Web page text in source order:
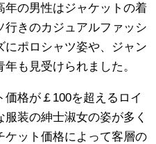
年の男性はジャケットの着
行きのカジュアルファッシ
にポロシャツ姿や、ジャン
も見受けられました。
格が￡100を超えるロイ
装の紳士淑女の姿が多く
ケット価格によって客層の